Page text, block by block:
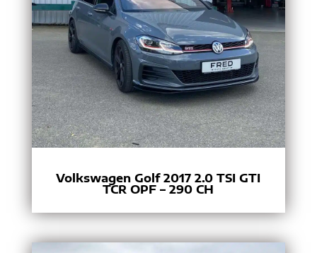
Volkswagen Golf 2017 2.0 TSI GTI
TCR OPF – 290 CH